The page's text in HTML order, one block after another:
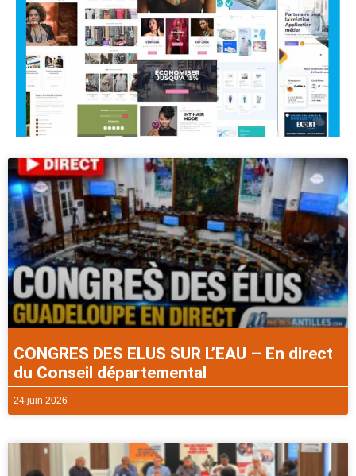
CONGRES DES ELUS SUR L’EAU – En direct
du Conseil départemental
24 juin 2026